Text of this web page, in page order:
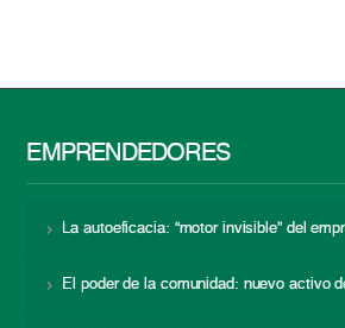
EMPRENDEDORES
La autoeficacia: “motor invisible” del
El poder de la comunidad: nuevo activo